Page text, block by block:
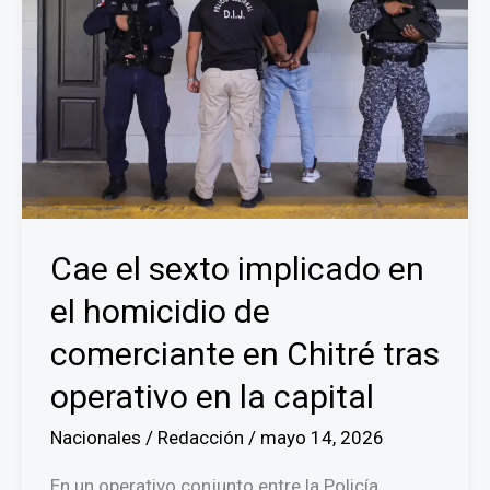
Cae el sexto implicado en
el homicidio de
comerciante en Chitré tras
operativo en la capital
Nacionales / Redacción / mayo 14, 2026